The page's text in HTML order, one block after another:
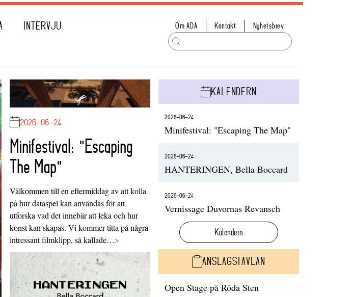
INTERVJU Om ADA Kontakt Nyhetsbrev
2026-06-24
Minifestival: "Escaping
The Map"
Välkommen till en eftermiddag av att kolla
på hur dataspel kan användas för att
utforska vad det innebär att leka och hur
konst kan skapas. Vi kommer titta på några
intressant filmklipp, så kallade…>
KALENDERN
2026-06-24
Minifestival: "Escaping The Map"
2026-06-24
HANTERINGEN, Bella Boccard
2026-06-24
Vernissage Duvornas Revansch
Kalendern
ANSLAGSTAVLAN
Open Stage på Röda Sten